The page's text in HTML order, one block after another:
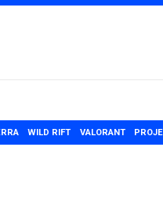
WILD RIFT VALORANT